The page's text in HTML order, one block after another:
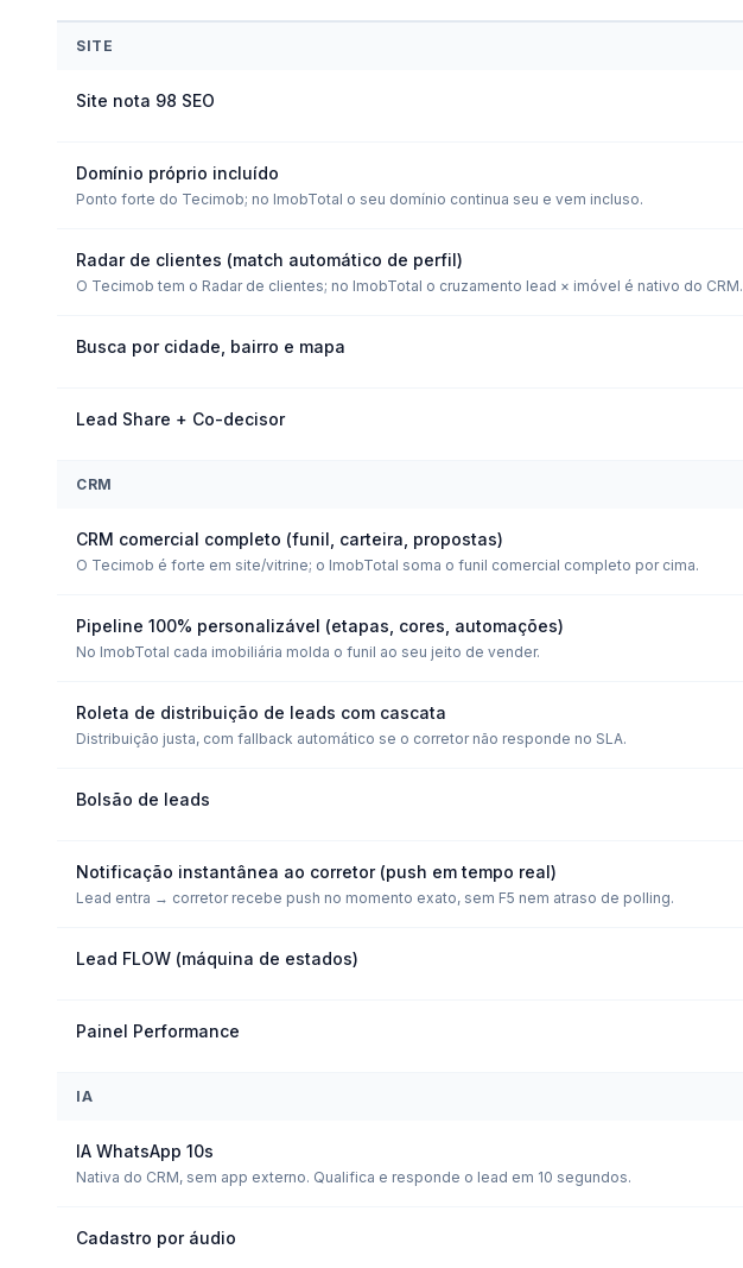
SITE
Site nota 98 SEO
Domínio próprio incluído
Ponto forte do Tecimob; no ImobTotal o seu domínio continua seu e vem incluso.
Radar de clientes (match automático de perfil)
O Tecimob tem o Radar de clientes; no ImobTotal o cruzamento lead × imóvel é nativo do CRM.
Busca por cidade, bairro e mapa
Lead Share + Co-decisor
CRM
CRM comercial completo (funil, carteira, propostas)
O Tecimob é forte em site/vitrine; o ImobTotal soma o funil comercial completo por cima.
Pipeline 100% personalizável (etapas, cores, automações)
No ImobTotal cada imobiliária molda o funil ao seu jeito de vender.
Roleta de distribuição de leads com cascata
Distribuição justa, com fallback automático se o corretor não responde no SLA.
Bolsão de leads
Notificação instantânea ao corretor (push em tempo real)
Lead entra → corretor recebe push no momento exato, sem F5 nem atraso de polling.
Lead FLOW (máquina de estados)
Painel Performance
IA
IA WhatsApp 10s
Nativa do CRM, sem app externo. Qualifica e responde o lead em 10 segundos.
Cadastro por áudio